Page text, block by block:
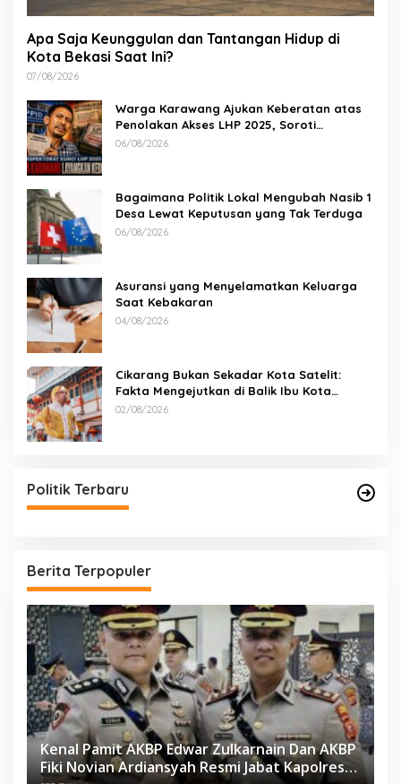
Apa Saja Keunggulan dan Tantangan Hidup di
Kota Bekasi Saat Ini?
07/08/2026
Warga Karawang Ajukan Keberatan atas
Penolakan Akses LHP 2025, Soroti
Keterbukaan Informasi Publik
06/08/2026
Bagaimana Politik Lokal Mengubah Nasib 1
Desa Lewat Keputusan yang Tak Terduga
06/08/2026
Asuransi yang Menyelamatkan Keluarga
Saat Kebakaran
04/08/2026
Cikarang Bukan Sekadar Kota Satelit:
Fakta Mengejutkan di Balik Ibu Kota
Industri Jawa…
02/08/2026
Politik Terbaru
Berita Terpopuler
Kenal Pamit AKBP Edwar Zulkarnain Dan AKBP
Fiki Novian Ardiansyah Resmi Jabat Kapolres